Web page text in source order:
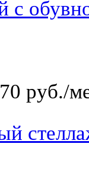
с
руб./